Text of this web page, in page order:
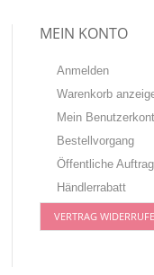
MEIN KONTO
Anmelden
Warenkorb
Mein
Bestellvorgang
Öffentliche
Händlerrabatt
VERTRAG